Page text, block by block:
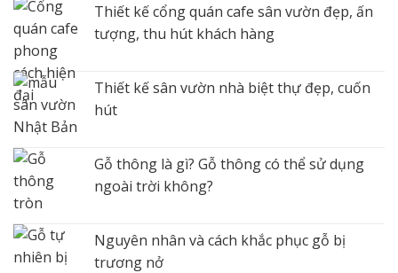
Thiết kế cổng quán cafe sân vườn đẹp, ấn
tượng, thu hút khách hàng
Thiết kế sân vườn nhà biệt thự đẹp, cuốn
hút
Gỗ thông là gì? Gỗ thông có thể sử dụng
ngoài trời không?
Nguyên nhân và cách khắc phục gỗ bị
trương nở